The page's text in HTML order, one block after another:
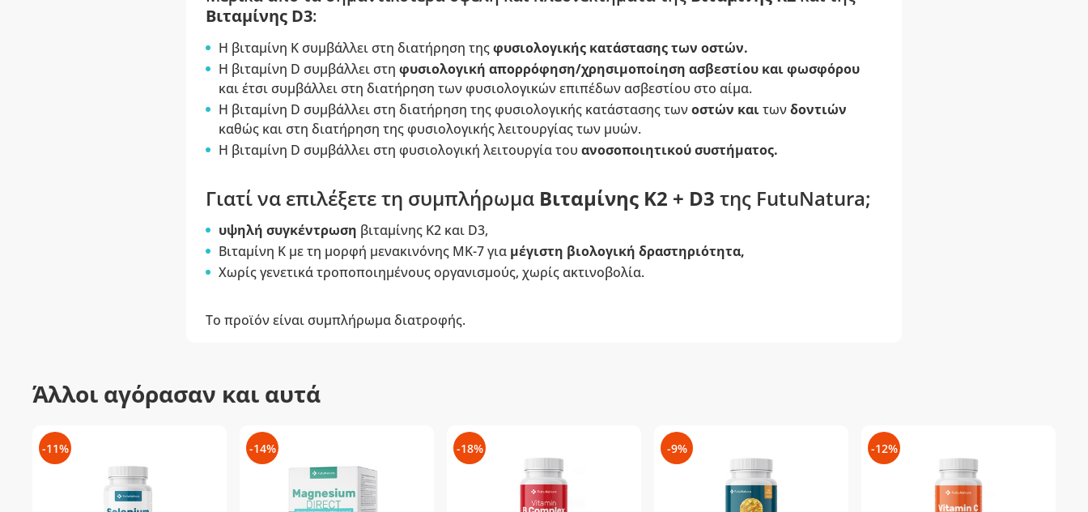
Βιταμίνης D3:
Η βιταμίνη K συμβάλλει στη διατήρηση τηςφυσιολογικής κατάστασης των οστών.
Η βιταμίνη D συμβάλλει στη φυσιολογική απορρόφηση/χρησιμοποίηση ασβεστίου και φωσφόρου
και έτσι συμβάλλει στη διατήρηση των φυσιολογικών επιπέδων ασβεστίου στο αίμα.
Η βιταμίνη D συμβάλλει στη διατήρηση της φυσιολογικής κατάστασης τωνοστών καιτωνδοντιών
καθώς και στη διατήρηση της φυσιολογικής λειτουργίας των μυών.
Η βιταμίνη D συμβάλλει στη φυσιολογική λειτουργία του ανοσοποιητικού συστήματος.
Γιατί να επιλέξετε τη συμπλήρωμα Βιταμίνης K2 + D3 της FutuNatura;
υψηλή συγκέντρωση βιταμίνης K2 και D3,
Βιταμίνη K με τη μορφή μενακινόνης MK-7 για μέγιστη βιολογική δραστηριότητα,
Χωρίς γενετικά τροποποιημένους οργανισμούς, χωρίς ακτινοβολία.
Το προϊόν είναι συμπλήρωμα διατροφής.
Άλλοι αγόρασαν και αυτά
-11% -14% -18% -9% -12%